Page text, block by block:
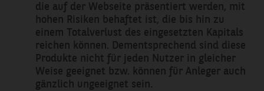
die auf der Webseite präsentiert werden, mit
hohen Risiken behaftet ist, die bis hin zu
einem Totalverlust des eingesetzten Kapitals
reichen können. Dementsprechend sind diese
Produkte nicht für jeden Nutzer in gleicher
Weise geeignet bzw. können für Anleger auch
gänzlich ungeeignet sein.